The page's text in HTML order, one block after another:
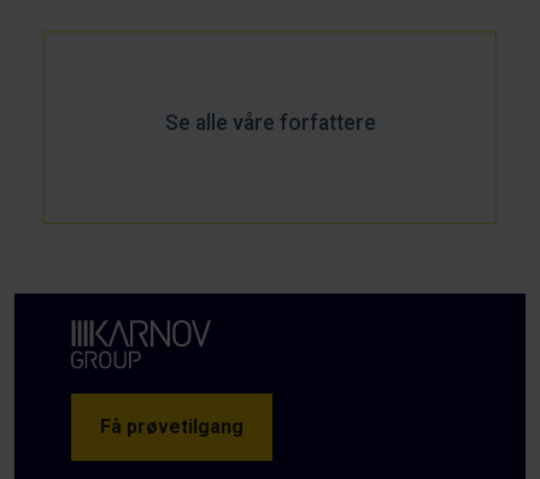
Se alle våre forfattere
Få prøvetilgang